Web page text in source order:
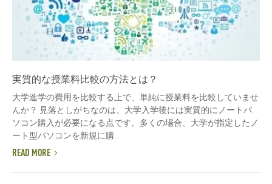
実質的な授業料比較の方法とは？
大学進学の費用を比較する上で、単純に授業料を比較していませ
んか？ 見落としがちなのは、大学入学後には実質的にノートパ
ソコン購入が必要になる点です。多くの場合、大学が指定したノ
ート型パソコンを新規に購...
READ MORE